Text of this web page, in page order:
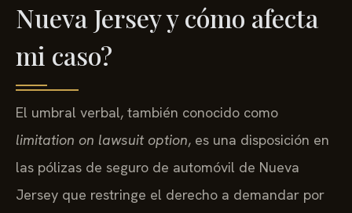
Nueva Jersey y cómo afecta
mi caso?
El umbral verbal, también conocido como
limitation on lawsuit option, es una disposición en
las pólizas de seguro de automóvil de Nueva
Jersey que restringe el derecho a demandar por